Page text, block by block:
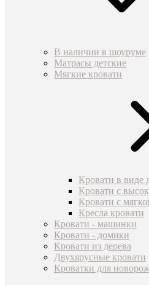
В наличии в шоуруме
Матрасы детские
Мягкие кровати
Кровати в виде
Кровати с
Кровати с
Кресла кровати
Кровати - машинки
Кровати - домики
Кровати из дерева
Двухярусные кровати
Кроватки для